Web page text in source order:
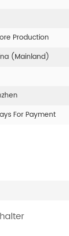
Production
(Mainland)
For Payment